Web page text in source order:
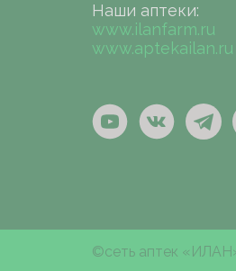
Наши аптеки:
www.ilanfarm.ru
www.aptekailan.ru
©сеть аптек